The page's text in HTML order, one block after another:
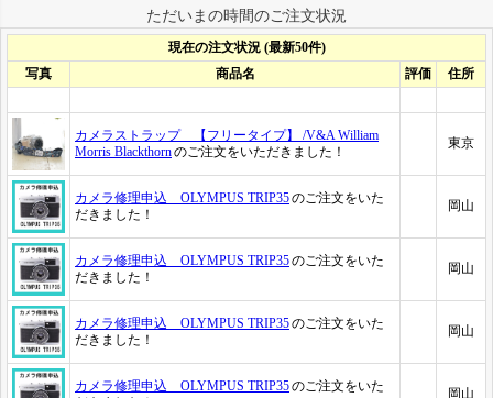
ただいまの時間のご注文状況